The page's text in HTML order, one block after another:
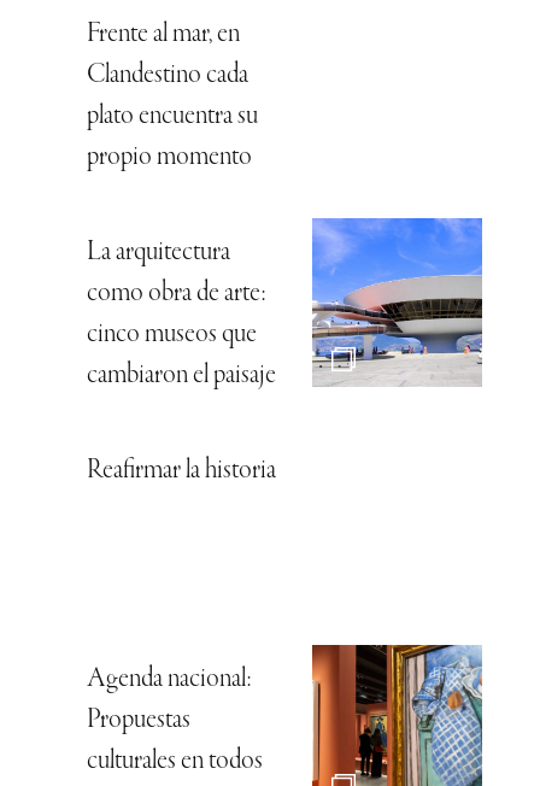
Frente al mar, en
Clandestino cada
plato encuentra su
propio momento
La arquitectura
como obra de arte:
cinco museos que
cambiaron el paisaje
Reafirmar la historia
Agenda nacional:
Propuestas
culturales en todos